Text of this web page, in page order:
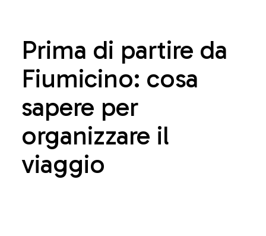
Prima di partire da
Fiumicino: cosa
sapere per
organizzare il
viaggio